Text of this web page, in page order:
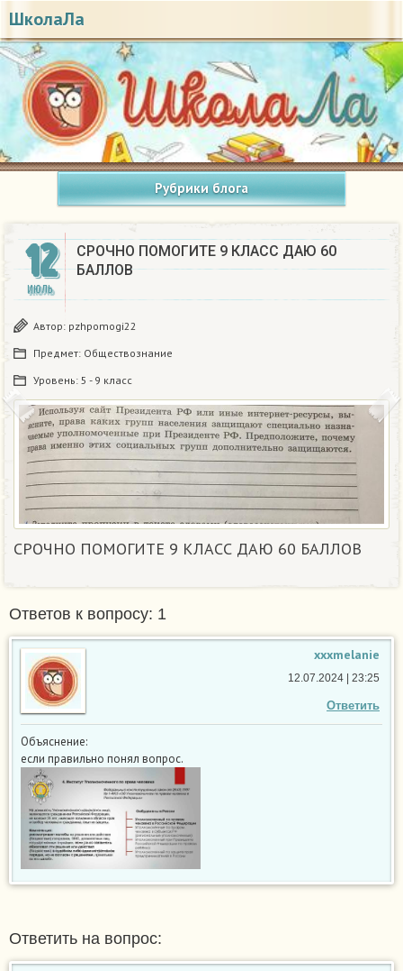
ШколаЛа
Рубрики блога
12
ИЮЛЬ
СРОЧНО ПОМОГИТЕ 9 КЛАСС ДАЮ 60
БАЛЛОВ
Автор: pzhpomogi22
Предмет: Обществознание
Уровень: 5 - 9 класс
СРОЧНО ПОМОГИТЕ 9 КЛАСС ДАЮ 60 БАЛЛОВ
Ответов к вопросу: 1
xxxmelanie
Ответить
12.07.2024 | 23:25
Объяснение:
если правильно понял вопрос.
Ответить на вопрос: